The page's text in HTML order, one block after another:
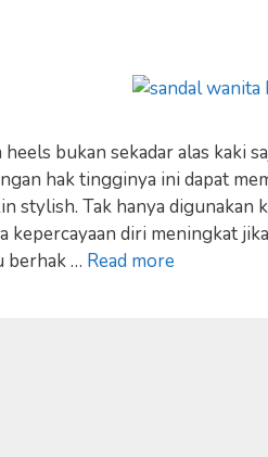
bukan sekadar alas kaki
hak tingginya ini dapat
stylish. Tak hanya digunakan
kepercayaan diri meningkat
berhak … Read more